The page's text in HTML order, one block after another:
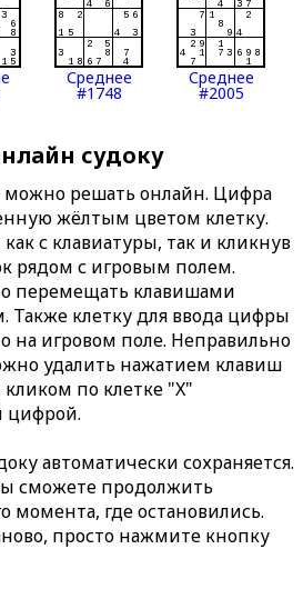
Среднее
#1748
Среднее
#2005
судоку
можно решать онлайн. Цифра
жёлтым цветом клетку.
с клавиатуры, так и кликнув
рядом с игровым полем.
перемещать клавишами
Также клетку для ввода цифры
на игровом поле. Неправильно
удалить нажатием клавиш
по клетке "X"
цифрой.
автоматически сохраняется.
сможете продолжить
момента, где остановились.
просто нажмите кнопку